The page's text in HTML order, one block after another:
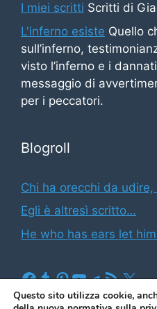
I miei scritti Scritti di
L'inferno esiste Quello
sull’inferno,
visto l’inferno e i
messaggio di
per i peccatori.
Blogroll
Chi ha orecchi da udire,
Egli è altresì scritto…
He who has ears let
Facebook
Tumblr
Pinterest
YouTube
Feed RSS
X
Questo sito utilizza cookie,